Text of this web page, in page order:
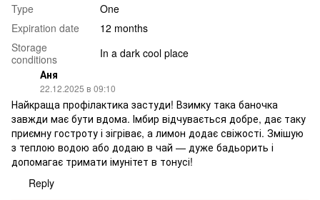
Type
One
Expiration date
12 months
Storage
conditions
In a dark cool place
Аня
22.12.2025 в 09:10
Найкраща профілактика застуди! Взимку така баночка
завжди має бути вдома. Імбир відчувається добре, дає таку
приємну гостроту і зігріває, а лимон додає свіжості. Змішую
з теплою водою або додаю в чай — дуже бадьорить і
допомагає тримати імунітет в тонусі!
Reply